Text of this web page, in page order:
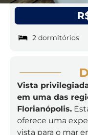
2 dormitórios
Vista
em uma das
Florianópolis.
oferece uma
vista para o mar